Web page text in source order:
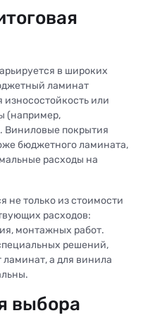
в широких
ламинат
или
(например,
Виниловые покрытия
бюджетного ламината,
расходы на
не только из стоимости
расходов:
монтажных работ.
решений,
а для винила
выбора